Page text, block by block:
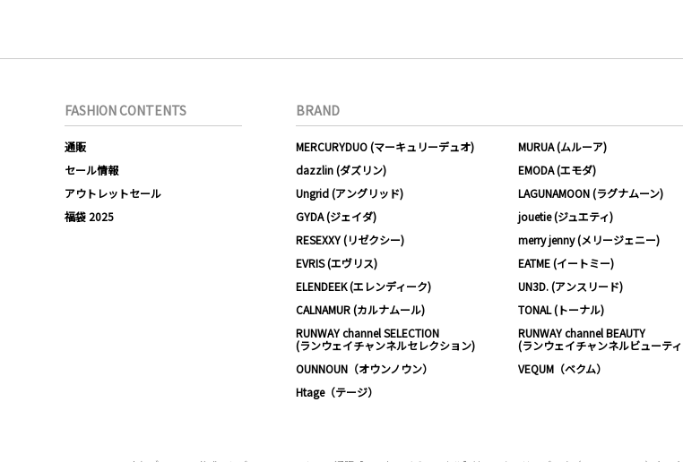
FASHION CONTENTS
通販
セール情報
アウトレットセール
福袋 2025
BRAND
MERCURYDUO (マーキュリーデュオ)
MURUA (ムルーア)
dazzlin (ダズリン)
EMODA (エモダ)
Ungrid (アングリッド)
LAGUNAMOON (ラグナムーン)
GYDA (ジェイダ)
jouetie (ジュエティ)
RESEXXY (リゼクシー)
merry jenny (メリージェニー)
EVRIS (エヴリス)
EATME (イートミー)
ELENDEEK (エレンディーク)
UN3D. (アンスリード)
CALNAMUR (カルナムール)
TONAL (トーナル)
RUNWAY channel SELECTION
(ランウェイチャンネルセレクション)
RUNWAY channel BEAUTY
(ランウェイチャンネルビューテ
OUNNOUN（オウンノウン）
VEQUM（ベクム）
Htage（テージ）